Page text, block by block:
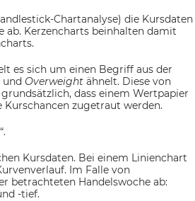
Chartanalyse) die Kursdaten
ab. Kerzencharts beinhalten damit
es sich um einen Begriff aus der
und Overweight ähnelt. Diese von
dass einem Wertpapier
zugetraut werden.
Kursdaten. Bei einem Linienchart
Im Falle von
betrachteten Handelswoche ab:
-tief.